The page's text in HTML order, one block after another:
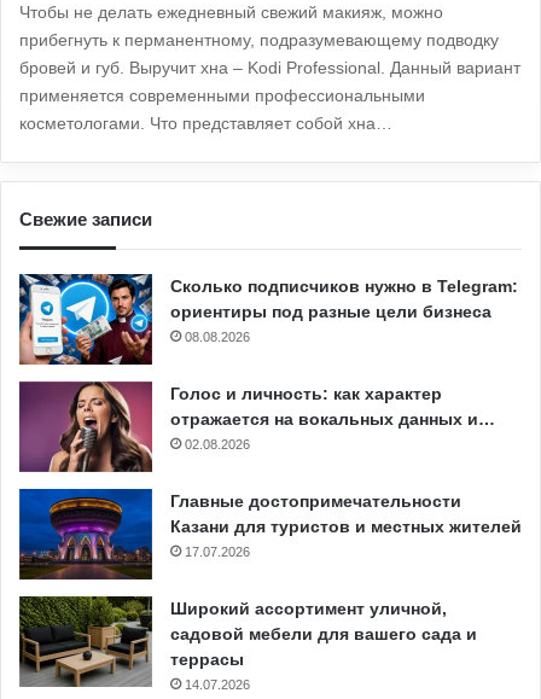
Чтобы не делать ежедневный свежий макияж, можно
прибегнуть к перманентному, подразумевающему подводку
бровей и губ. Выручит хна – Kodi Professional. Данный вариант
применяется современными профессиональными
косметологами. Что представляет собой хна…
Свежие записи
Сколько подписчиков нужно в Telegram:
ориентиры под разные цели бизнеса
08.08.2026
Голос и личность: как характер
отражается на вокальных данных и…
02.08.2026
Главные достопримечательности
Казани для туристов и местных жителей
17.07.2026
Широкий ассортимент уличной,
садовой мебели для вашего сада и
террасы
14.07.2026